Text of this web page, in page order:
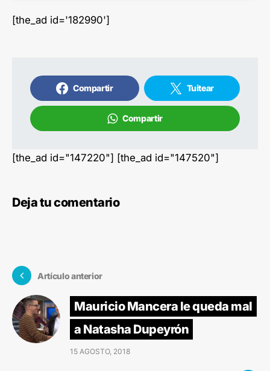
[the_ad id='182990']
Compartir Tuitear
Compartir
[the_ad id="147220"] [the_ad id="147520"]
Deja tu comentario
Artículo anterior
Mauricio Mancera le queda mal
a Natasha Dupeyrón
15 AGOSTO, 2018